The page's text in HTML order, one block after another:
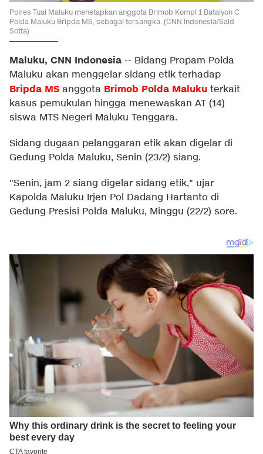
Polres Tual Maluku menetapkan anggota Brimob Kompi 1 Batalyon C
Polda Maluku Bripda MS, sebagai tersangka. (CNN Indonesia/Said
Sotta)
Maluku, CNN Indonesia -- Bidang Propam Polda
Maluku akan menggelar sidang etik terhadap
Bripda MS anggota Brimob Polda Maluku terkait
kasus pemukulan hingga menewaskan AT (14)
siswa MTS Negeri Maluku Tenggara.
Sidang dugaan pelanggaran etik akan digelar di
Gedung Polda Maluku, Senin (23/2) siang.
"Senin, jam 2 siang digelar sidang etik," ujar
Kapolda Maluku Irjen Pol Dadang Hartanto di
Gedung Presisi Polda Maluku, Minggu (22/2) sore.